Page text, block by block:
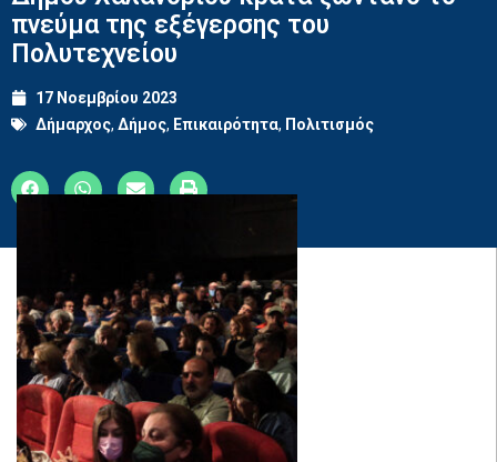
πνεύμα της εξέγερσης του
Πολυτεχνείου
17 Νοεμβρίου 2023
Δήμαρχος, Δήμος, Επικαιρότητα, Πολιτισμός